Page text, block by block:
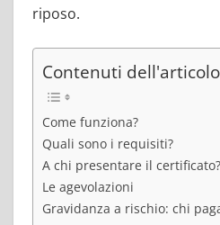
riposo.
Contenuti dell'articolo
Come funziona?
Quali sono i requisiti?
A chi presentare il certificato?
Le agevolazioni
Gravidanza a rischio: chi